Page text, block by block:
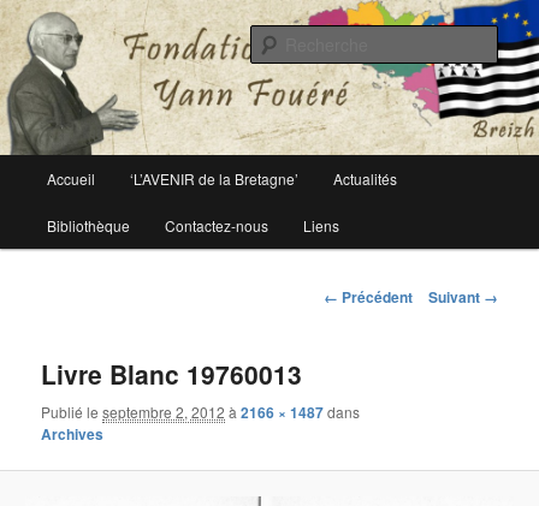
Fondation Yann Fouéré
Le site officiel de la fondation Yann Fouéré
principal
Aller
au
Accueil ‘L’AVENIR de la Bretagne’ Actualités
Bibliothèque Contactez-nous Liens
Navigation
← Précédent Suivant →
Livre Blanc 19760013
Publié leseptembre 2, 2012 à2166 × 1487dans
Archives